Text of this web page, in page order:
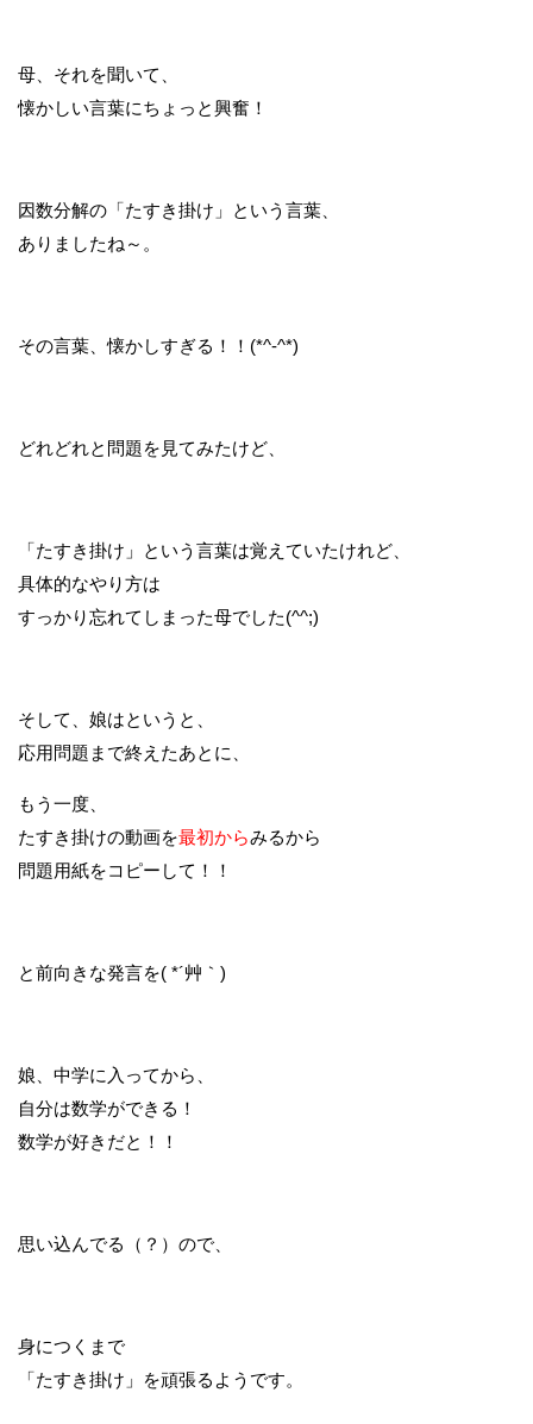
母、それを聞いて、
懐かしい言葉にちょっと興奮！
因数分解の「たすき掛け」という言葉、
ありましたね～。
その言葉、懐かしすぎる！！(*^-^*)
どれどれと問題を見てみたけど、
「たすき掛け」という言葉は覚えていたけれど、
具体的なやり方は
すっかり忘れてしまった母でした(^^;)
そして、娘はというと、
応用問題まで終えたあとに、
もう一度、
たすき掛けの動画を最初からみるから
問題用紙をコピーして！！
と前向きな発言を( *´艸｀)
娘、中学に入ってから、
自分は数学ができる！
数学が好きだと！！
思い込んでる（？）ので、
身につくまで
「たすき掛け」を頑張るようです。